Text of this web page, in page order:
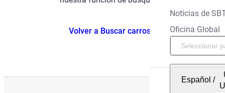
Noticias de
Oficina Global
Español /
Volver a Buscar carros